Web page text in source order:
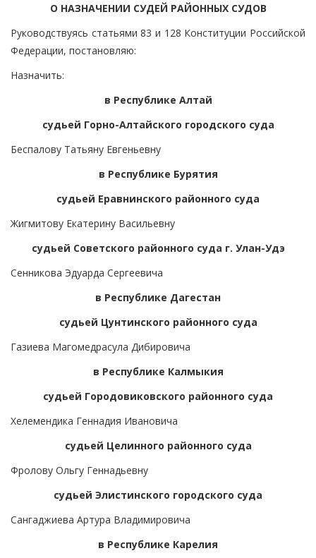
О НАЗНАЧЕНИИ СУДЕЙ РАЙОННЫХ СУДОВ
Руководствуясь статьями 83 и 128 Конституции Российской
Федерации, постановляю:
Назначить:
в Республике Алтай
судьей Горно-Алтайского городского суда
Беспалову Татьяну Евгеньевну
в Республике Бурятия
судьей Еравнинского районного суда
Жигмитову Екатерину Васильевну
судьей Советского районного суда г. Улан-Удэ
Сенникова Эдуарда Сергеевича
в Республике Дагестан
судьей Цунтинского районного суда
Газиева Магомедрасула Дибировича
в Республике Калмыкия
судьей Городовиковского районного суда
Хелемендика Геннадия Ивановича
судьей Целинного районного суда
Фролову Ольгу Геннадьевну
судьей Элистинского городского суда
Сангаджиева Артура Владимировича
в Республике Карелия